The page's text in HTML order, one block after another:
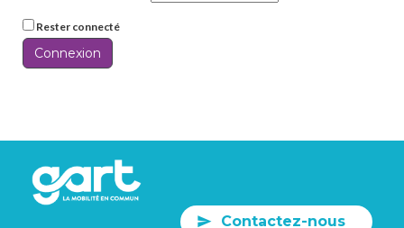
Rester connecté
Connexion
Contactez-nous